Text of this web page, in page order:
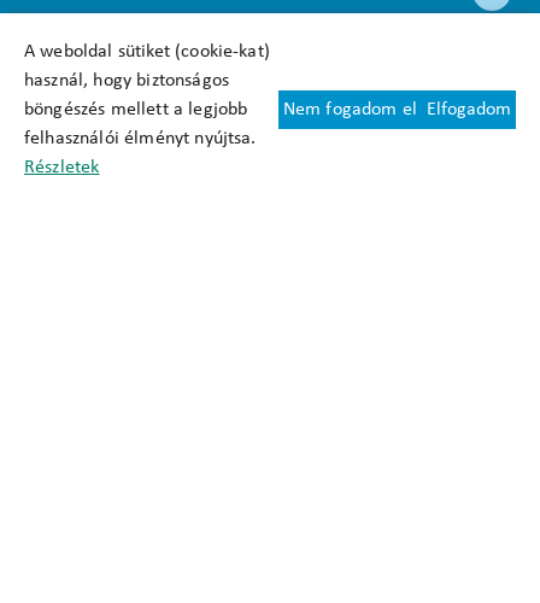
A weboldal sütiket (cookie-kat)
használ, hogy biztonságos
böngészés mellett a legjobb
felhasználói élményt nyújtsa.
Részletek
Nem fogadom el Elfogadom
Felhasználási feltételek